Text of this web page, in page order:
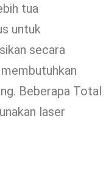
tua
untuk
secara
Beberapa Total
laser